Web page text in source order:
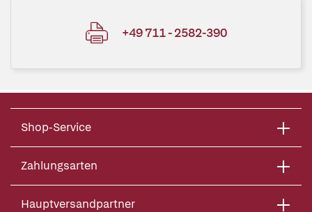
+49 711 - 2582-390
Shop-Service
Zahlungsarten
Hauptversandpartner